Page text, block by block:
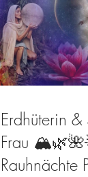
Erdhüterin &
Frau
Rauhnächte